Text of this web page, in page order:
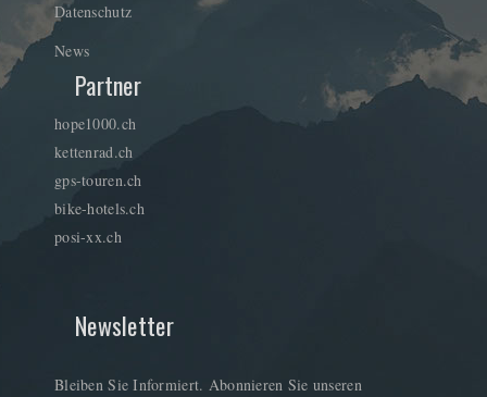
Datenschutz
News
Partner
hope1000.ch
kettenrad.ch
gps-touren.ch
bike-hotels.ch
posi-xx.ch
Newsletter
Bleiben Sie Informiert. Abonnieren Sie unseren